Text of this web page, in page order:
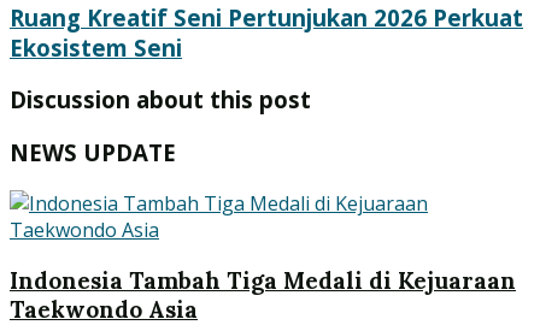
Ruang Kreatif Seni Pertunjukan 2026 Perkuat
Ekosistem Seni
Discussion about this post
NEWS UPDATE
Indonesia Tambah Tiga Medali di Kejuaraan
Taekwondo Asia